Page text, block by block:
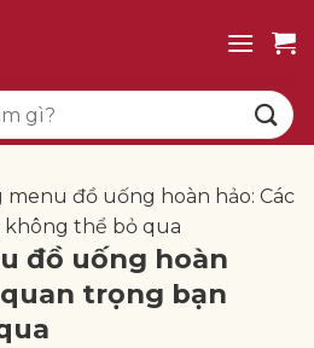
menu đồ uống hoàn hảo: Các
thể bỏ qua
đồ uống hoàn
trọng bạn